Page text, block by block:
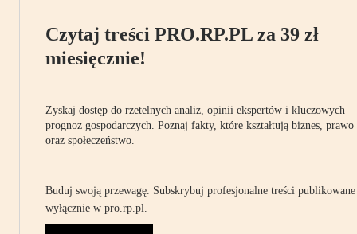
Czytaj treści PRO.RP.PL za 39 zł
miesięcznie!
Zyskaj dostęp do rzetelnych analiz, opinii ekspertów i kluczowych
prognoz gospodarczych. Poznaj fakty, które kształtują biznes, prawo
oraz społeczeństwo.
Buduj swoją przewagę. Subskrybuj profesjonalne treści publikowane
wyłącznie w pro.rp.pl.